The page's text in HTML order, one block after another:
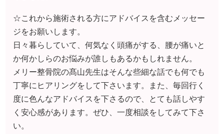
く安心感があります。ぜひ、一度相談をしてみて下さ
い。
（Y.T 様 30代女性 主婦 群馬県 ）
※効果には個人差があります
「薬が無いと辛い頭痛、滞っていたお通じ